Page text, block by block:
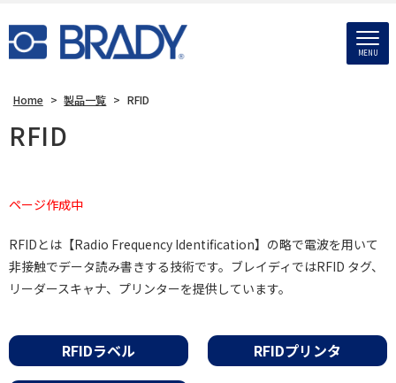
MENU
Home > 製品一覧 > RFID
RFID
ページ作成中
RFIDとは【Radio Frequency Identification】の略で電波を用いて
非接触でデータ読み書きする技術です。ブレイディではRFID タグ、
リーダースキャナ、プリンターを提供しています。
RFIDラベル RFIDプリンタ